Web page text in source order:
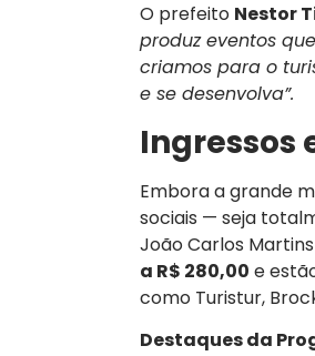
O prefeito Nestor
produz eventos
criamos para o
e se desenvolva”.
Ingressos
Embora a grande
sociais — seja
João Carlos
a R$ 280,00 e
como Turistur,
Destaques da